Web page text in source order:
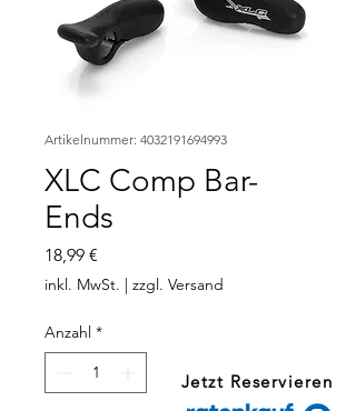
Artikelnummer: 4032191694993
XLC Comp Bar-
Ends
18,99 €
inkl. MwSt. | zzgl. Versand
Anzahl *
Jetzt Reservieren